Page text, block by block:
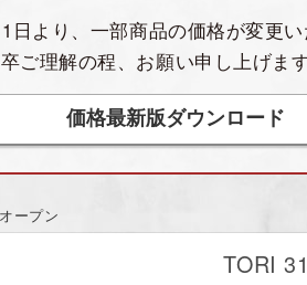
日より、一部商品の価格が変更い
ご理解の程、お願い申し上げます
価格最新版ダウンロード
ープン
TORI